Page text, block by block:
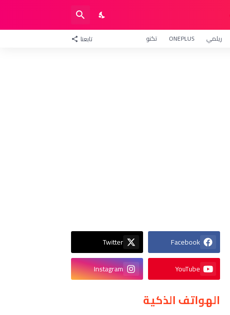
ريلمي ONEPLUS تكنو تابعنا
Facebook
Twitter
YouTube
Instagram
الهواتف الذكية